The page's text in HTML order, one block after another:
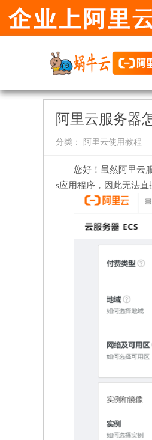
阿里云服务器
分类： 阿里云使用教程
您好！虽然阿里云
s应用程序，因此无法